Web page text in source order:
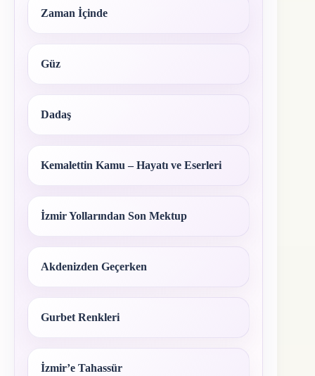
Zaman İçinde
Güz
Dadaş
Kemalettin Kamu – Hayatı ve Eserleri
İzmir Yollarından Son Mektup
Akdenizden Geçerken
Gurbet Renkleri
İzmir’e Tahassür